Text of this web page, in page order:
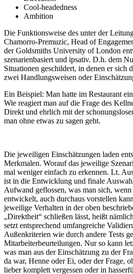
Cool-headedness
Ambition
Die Funktionsweise des unter der
Chamorro-Premuzic, Head of
der Goldsmiths University of London
szenarienbasiert und ipsativ. D.h. dem
Situationen geschildert, in denen er sich
zwei Handlungsweisen oder
Ein Beispiel: Man hatte im Restaurant
Wie reagiert man auf die Frage des
Direkt und ehrlich mit der
man ohne etwas zu sagen geht.
Die jeweiligen Einschätzungen laden
Merkmalen. Worauf das jeweilige
mal weniger einfach zu erkennen. Lt.
ist in die Entwicklung und finale
Aufwand geflossen, was man sich, wenn
entwickelt, auch durchaus vorstellen
jeweilige Verhalten in der oben
„Direktheit“ schließen lässt, heißt
setzt entsprechend umfangreiche
Außenkriterien wie durch andere Tests
Mitarbeiterbeurteilungen. Nur so kann
was man aus der Einschätzung zu der
da war, Henne oder Ei, oder der Frage,
lieber komplett vergessen oder in